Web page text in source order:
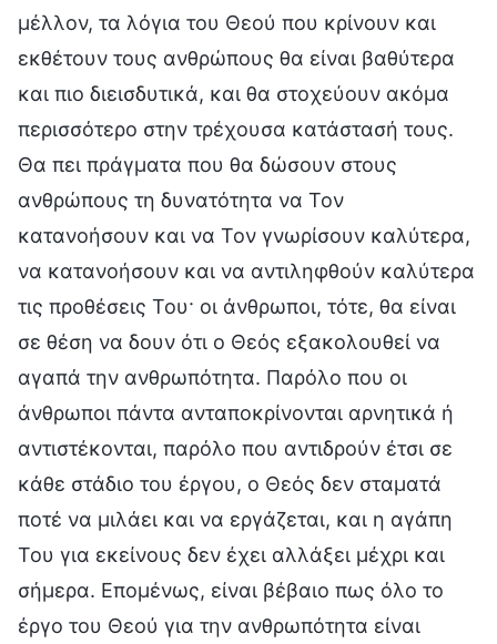
μέλλον, τα λόγια του Θεού που κρίνουν και
εκθέτουν τους ανθρώπους θα είναι βαθύτερα
και πιο διεισδυτικά, και θα στοχεύουν ακόμα
περισσότερο στην τρέχουσα κατάστασή τους.
Θα πει πράγματα που θα δώσουν στους
ανθρώπους τη δυνατότητα να Τον
κατανοήσουν και να Τον γνωρίσουν καλύτερα,
να κατανοήσουν και να αντιληφθούν καλύτερα
τις προθέσεις Του· οι άνθρωποι, τότε, θα είναι
σε θέση να δουν ότι ο Θεός εξακολουθεί να
αγαπά την ανθρωπότητα. Παρόλο που οι
άνθρωποι πάντα ανταποκρίνονται αρνητικά ή
αντιστέκονται, παρόλο που αντιδρούν έτσι σε
κάθε στάδιο του έργου, ο Θεός δεν σταματά
ποτέ να μιλάει και να εργάζεται, και η αγάπη
Του για εκείνους δεν έχει αλλάξει μέχρι και
σήμερα. Επομένως, είναι βέβαιο πως όλο το
έργο του Θεού για την ανθρωπότητα είναι